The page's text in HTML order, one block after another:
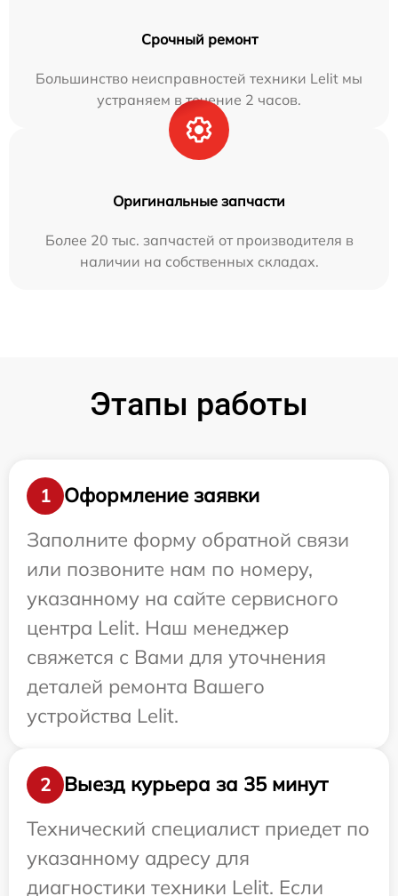
Срочный ремонт
Большинство неисправностей техники Lelit мы
устраняем в течение 2 часов.
Оригинальные запчасти
Более 20 тыс. запчастей от производителя в
наличии на собственных складах.
Этапы работы
1
Оформление заявки
Заполните форму обратной связи
или позвоните нам по номеру,
указанному на сайте сервисного
центра Lelit. Наш менеджер
свяжется с Вами для уточнения
деталей ремонта Вашего
устройства Lelit.
2
Выезд курьера за 35 минут
Технический специалист приедет по
указанному адресу для
диагностики техники Lelit. Если